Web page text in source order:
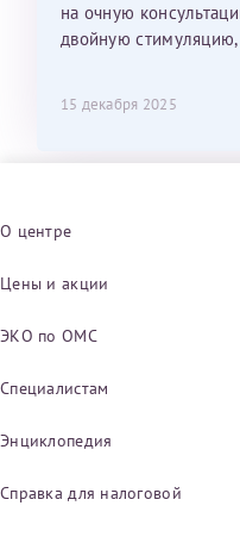
на очную
двойную
15 декабря 2025
О центре
Цены и акции
ЭКО по ОМС
Специалистам
Энциклопедия
Справка для налоговой